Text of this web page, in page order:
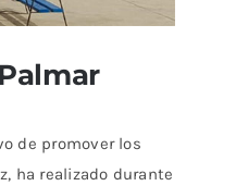
de promover los
ha realizado durante